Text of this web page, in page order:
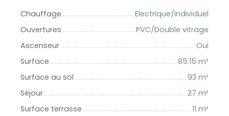
Chauffage
Electrique/Individuel
Ouvertures
PVC/Double vitrage
Ascenseur
Oui
Surface
85.15 m²
Surface au sol
93 m²
Séjour
27 m²
Surface terrasse
11 m²